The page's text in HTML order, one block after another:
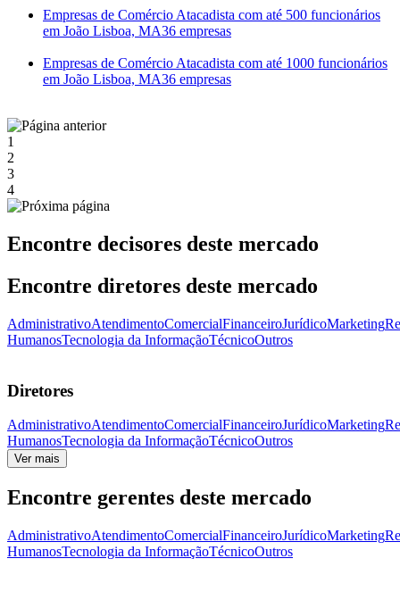
Empresas de Comércio Atacadista com até 500 funcionários
em João Lisboa, MA36 empresas
Empresas de Comércio Atacadista com até 1000 funcionários
em João Lisboa, MA36 empresas
1
2
3
4
Encontre decisores deste mercado
Encontre diretores deste mercado
AdministrativoAtendimentoComercialFinanceiroJurídicoMarketing
HumanosTecnologia da InformaçãoTécnicoOutros
Diretores
AdministrativoAtendimentoComercialFinanceiroJurídicoMarketing
HumanosTecnologia da InformaçãoTécnicoOutros
Ver mais
Encontre gerentes deste mercado
AdministrativoAtendimentoComercialFinanceiroJurídicoMarketing
HumanosTecnologia da InformaçãoTécnicoOutros